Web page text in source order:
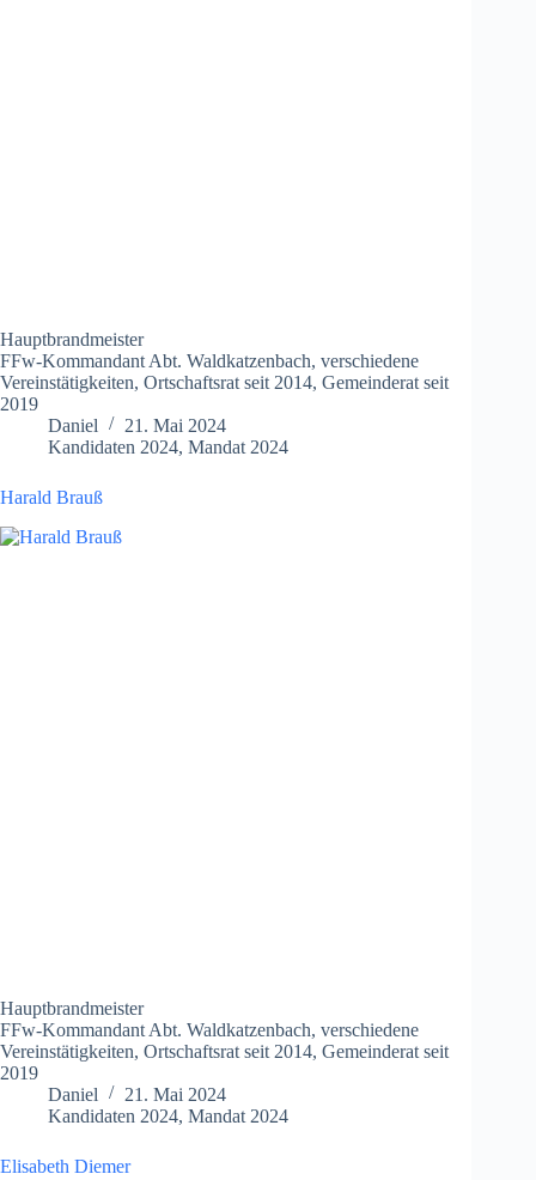
Hauptbrandmeister
FFw-Kommandant Abt. Waldkatzenbach, verschiedene
Vereinstätigkeiten, Ortschaftsrat seit 2014, Gemeinderat seit
2019
Daniel
21. Mai 2024
Kandidaten 2024, Mandat 2024
Harald Brauß
Hauptbrandmeister
FFw-Kommandant Abt. Waldkatzenbach, verschiedene
Vereinstätigkeiten, Ortschaftsrat seit 2014, Gemeinderat seit
2019
Daniel
21. Mai 2024
Kandidaten 2024, Mandat 2024
Elisabeth Diemer